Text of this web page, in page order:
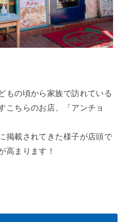
もの頃から家族で訪れている
こちらのお店、「アンチョ
掲載されてきた様子が店頭で
高まります！